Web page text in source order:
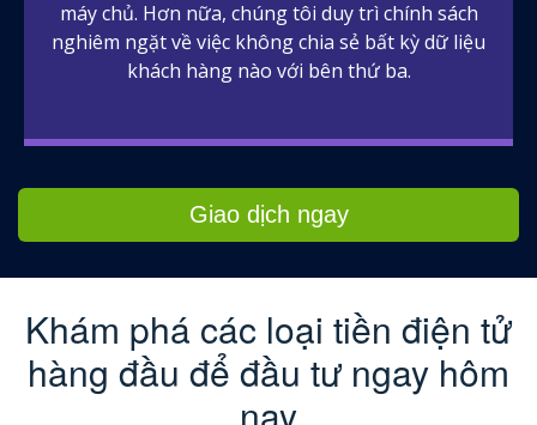
máy chủ. Hơn nữa, chúng tôi duy trì chính sách
nghiêm ngặt về việc không chia sẻ bất kỳ dữ liệu
khách hàng nào với bên thứ ba.
Giao dịch ngay
Khám phá các loại tiền điện tử
hàng đầu để đầu tư ngay hôm